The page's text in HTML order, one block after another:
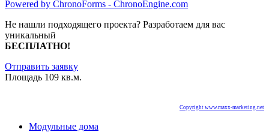
Powered by ChronoForms - ChronoEngine.com
Не нашли подходящего проекта? Разработаем для вас
уникальный
БЕСПЛАТНО!
Отправить заявку
Площадь 109 кв.м.
Copyright www.maxx-marketing.net
Модульные дома